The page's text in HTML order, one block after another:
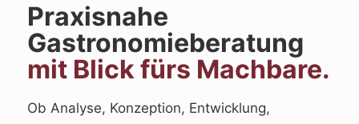
Praxisnahe
Gastronomieberatung
mit Blick fürs Machbare.
Ob Analyse, Konzeption, Entwicklung,